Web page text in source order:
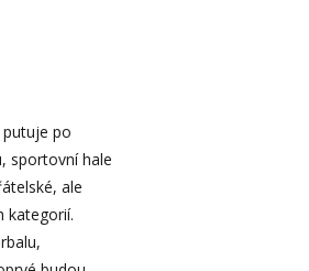
po
sportovní hale
ale
kategorií.